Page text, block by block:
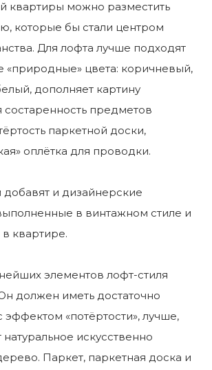
квартиры можно разместить
которые бы стали центром
Для лофта лучше подходят
«природные» цвета: коричневый,
дополняет картину
состаренность предметов
паркетной доски,
оплётка для проводки.
добавят и дизайнерские
в винтажном стиле и
квартире.
элементов лофт-стиля
должен иметь достаточно
эффектом «потёртости», лучше,
натуральное искусственно
Паркет, паркетная доска и